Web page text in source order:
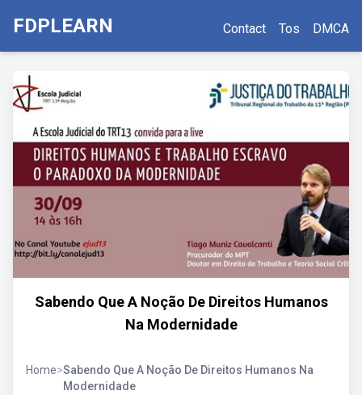
FDPLEARN Contact Tos DMCA
Sabendo Que A Noção De Direitos Humanos
Na Modernidade
Home>Sabendo Que A Noção De Direitos Humanos Na
Modernidade